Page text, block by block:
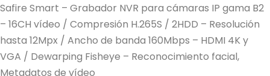
Safire Smart – Grabador NVR para cámaras IP gama B2
– 16CH vídeo / Compresión H.265S / 2HDD – Resolución
hasta 12Mpx / Ancho de banda 160Mbps – HDMI 4K y
VGA / Dewarping Fisheye – Reconocimiento facial,
Metadatos de vídeo